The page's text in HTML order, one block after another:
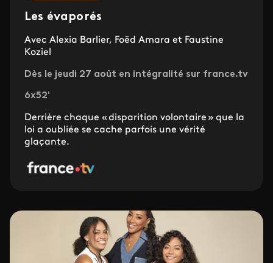
Les évaporés
Avec Alexia Barlier, Foëd Amara et Faustine
Koziel
Dès le jeudi 27 août en intégralité sur france.tv
6x52'
Derrière chaque « disparition volontaire » que la
loi a oubliée se cache parfois une vérité
glaçante.